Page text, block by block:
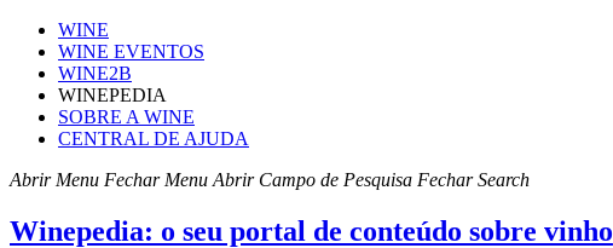
WINE
WINE EVENTOS
WINE2B
WINEPEDIA
SOBRE A WINE
CENTRAL DE AJUDA
Abrir Menu Fechar Menu Abrir Campo de Pesquisa Fechar Search
Winepedia: o seu portal de conteúdo sobre vinho